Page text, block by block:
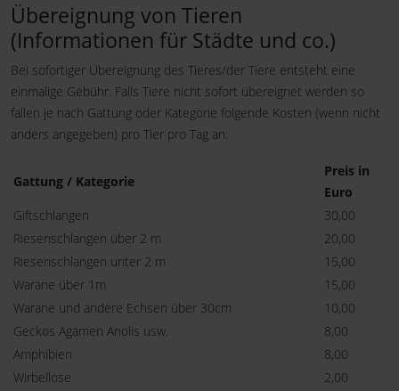
Übereignung von Tieren
(Informationen für Städte und co.)
Bei sofortiger Übereignung des Tieres/der Tiere entsteht eine
einmalige Gebühr. Falls Tiere nicht sofort übereignet werden so
fallen je nach Gattung oder Kategorie folgende Kosten (wenn nicht
anders angegeben) pro Tier pro Tag an:
Gattung / Kategorie
Preis in
Euro
Giftschlangen
30,00
Riesenschlangen über 2 m
20,00
Riesenschlangen unter 2 m
15,00
Warane über 1m
15,00
Warane und andere Echsen über 30cm
10,00
Geckos Agamen Anolis usw.
8,00
Amphibien
8,00
Wirbellose
2,00